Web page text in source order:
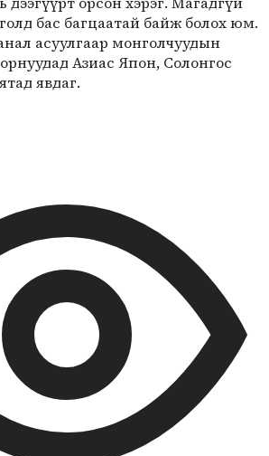
бас багцаатай байж болох юм.
асуулгаар монголчуудын
Азиас Япон, Солонгос
явдаг.